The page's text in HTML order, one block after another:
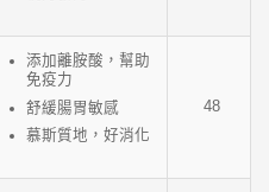
添加離胺酸，幫助
免疫力
舒緩腸胃敏感
慕斯質地，好消化
48